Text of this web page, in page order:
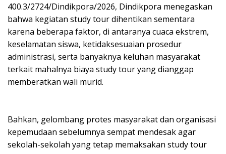
400.3/2724/Dindikpora/2026, Dindikpora menegaskan
bahwa kegiatan study tour dihentikan sementara
karena beberapa faktor, di antaranya cuaca ekstrem,
keselamatan siswa, ketidaksesuaian prosedur
administrasi, serta banyaknya keluhan masyarakat
terkait mahalnya biaya study tour yang dianggap
memberatkan wali murid.
Bahkan, gelombang protes masyarakat dan organisasi
kepemudaan sebelumnya sempat mendesak agar
sekolah-sekolah yang tetap memaksakan study tour